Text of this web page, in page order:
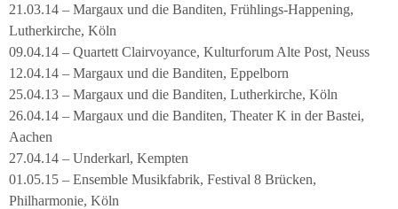
21.03.14 – Margaux und die Banditen, Frühlings-Happening,
Lutherkirche, Köln
09.04.14 – Quartett Clairvoyance, Kulturforum Alte Post, Neuss
12.04.14 – Margaux und die Banditen, Eppelborn
25.04.13 – Margaux und die Banditen, Lutherkirche, Köln
26.04.14 – Margaux und die Banditen, Theater K in der Bastei,
Aachen
27.04.14 – Underkarl, Kempten
01.05.15 – Ensemble Musikfabrik, Festival 8 Brücken,
Philharmonie, Köln